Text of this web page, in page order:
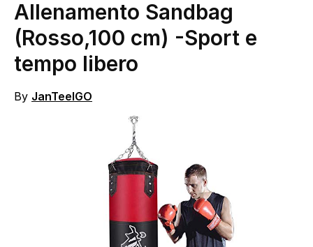
Allenamento Sandbag
(Rosso,100 cm) -Sport e
tempo libero
By JanTeelGO